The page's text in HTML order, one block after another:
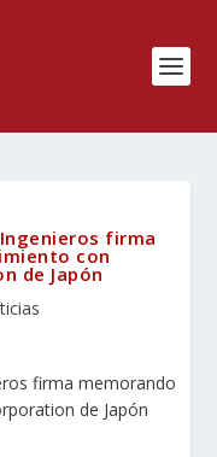
firma
con
de Japón